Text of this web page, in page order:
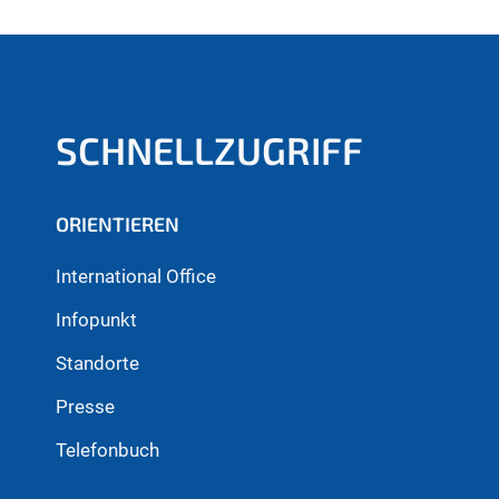
SCHNELLZUGRIFF
ORIENTIEREN
International Office
Infopunkt
Standorte
Presse
Telefonbuch